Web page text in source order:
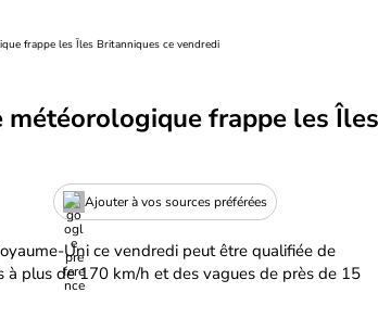
frappe les Îles Britanniques ce vendredi
météorologique frappe les Îles
Ajouter à vos sources préférées
Uni ce vendredi peut être qualifiée de
plus de 170 km/h et des vagues de près de 15